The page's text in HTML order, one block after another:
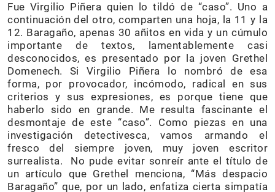
Fue Virgilio Piñera quien lo tildó de “caso”. Uno a
continuación del otro, comparten una hoja, la 11 y la
12. Baragaño, apenas 30 añitos en vida y un cúmulo
importante de textos, lamentablemente casi
desconocidos, es presentado por la joven Grethel
Domenech. Si Virgilio Piñera lo nombró de esa
forma, por provocador, incómodo, radical en sus
criterios y sus expresiones, es porque tiene que
haberlo sido en grande. Me resulta fascinante el
desmontaje de este “caso”. Como piezas en una
investigación detectivesca, vamos armando el
fresco del siempre joven, muy joven escritor
surrealista. No pude evitar sonreír ante el título de
un artículo que Grethel menciona, “Más despacio
Baragaño” que, por un lado, enfatiza cierta simpatía